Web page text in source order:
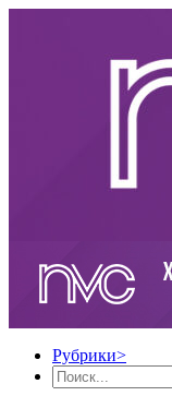
Рубрики>